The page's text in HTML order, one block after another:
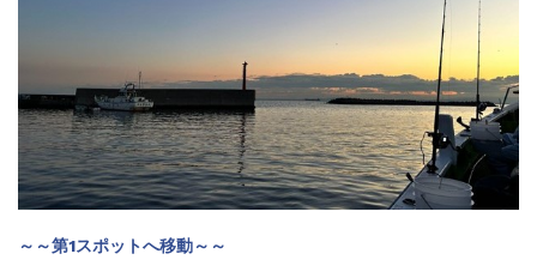
～～第1スポットへ移動～～